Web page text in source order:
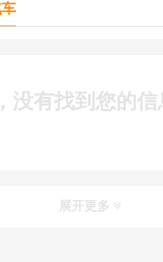
没有找到您的信
展开更多